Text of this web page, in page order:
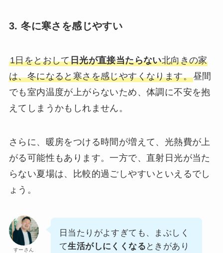
3. 冬に寒さを感じやすい
1日をとおして日光が直接当たらない北向きの家
は、冬になると寒さを感じやすくなります。昼間
でも室内温度が上がらないため、体調に不安を抱
えてしまうかもしれません。
さらに、暖房をつける時間が増えて、光熱費が上
がる可能性もあります。一方で、直射日光が当た
らない夏場は、比較的過ごしやすいといえるでし
ょう。
すーさん
日当たりがよすぎても、まぶしく
て生活がしにくくなる ときがあり